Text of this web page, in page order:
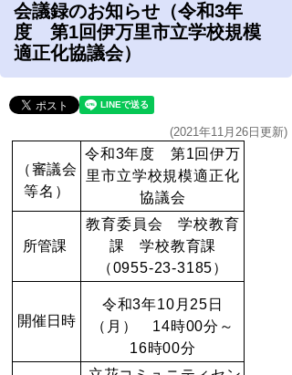
会議録のお知らせ（令和3年
度 第1回伊万里市立学校規模
適正化協議会）
(2021年11月26日更新)
（審議会
等名）
令和3年度 第1回伊万
里市立学校規模適正化
協議会
所管課
教育委員会 学校教育
課 学校教育課
（0955-23-3185）
開催日時
令和3年10月25日
（月） 14時00分～
16時00分